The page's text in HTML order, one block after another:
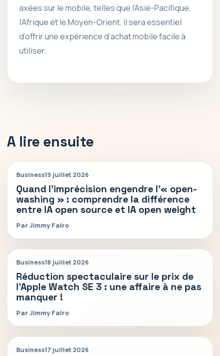
axées sur le mobile, telles que l’Asie-Pacifique,
l’Afrique et le Moyen-Orient, il sera essentiel
d’offrir une expérience d’achat mobile facile à
utiliser.
A lire ensuite
Business19 juillet 2026
Quand l’imprécision engendre l’« open-
washing » : comprendre la différence
entre IA open source et IA open weight
Par Jimmy Falro
Business18 juillet 2026
Réduction spectaculaire sur le prix de
l’Apple Watch SE 3 : une affaire à ne pas
manquer !
Par Jimmy Falro
Business17 juillet 2026